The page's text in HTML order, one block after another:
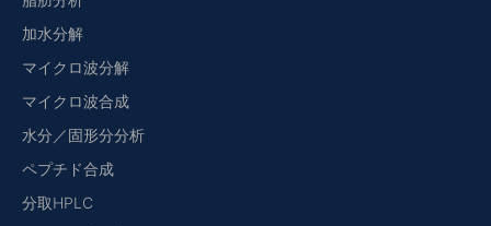
加水分解
マイクロ波分解
マイクロ波合成
水分／固形分分析
ペプチド合成
分取HPLC